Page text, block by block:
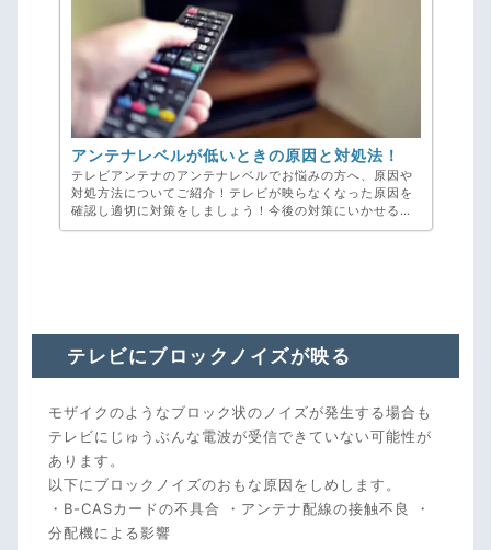
アンテナレベルが低いときの原因と対処法！
テレビアンテナのアンテナレベルでお悩みの方へ、原因や
対処方法についてご紹介！テレビが映らなくなった原因を
確認し適切に対策をしましょう！今後の対策にいかせる情
報も掲載しています。お困りごとや些細なことでもどんな
テレビにブロックノイズが映る
モザイクのようなブロック状のノイズが発生する場合も
テレビにじゅうぶんな電波が受信できていない可能性が
あります。
以下にブロックノイズのおもな原因をしめします。
・B-CASカードの不具合 ・アンテナ配線の接触不良 ・
分配機による影響